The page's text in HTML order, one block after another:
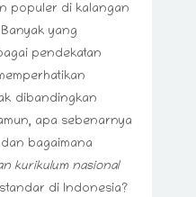
populer di kalangan
yang
pendekatan
dibandingkan
apa sebenarnya
bagaimana
kurikulum nasional
di Indonesia?